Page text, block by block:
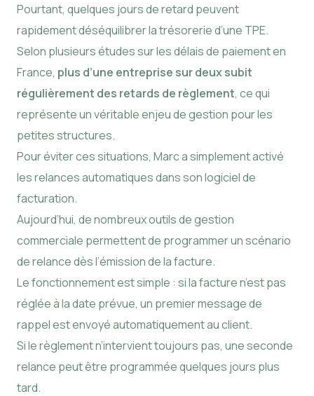
Pourtant, quelques jours de retard peuvent
rapidement déséquilibrer la trésorerie d’une TPE.
Selon plusieurs études sur les délais de paiement en
France, plus d’une entreprise sur deux subit
régulièrement des retards de règlement, ce qui
représente un véritable enjeu de gestion pour les
petites structures.
Pour éviter ces situations, Marc a simplement activé
les relances automatiques dans son logiciel de
facturation.
Aujourd’hui, de nombreux outils de gestion
commerciale permettent de programmer un scénario
de relance dès l’émission de la facture.
Le fonctionnement est simple : si la facture n’est pas
réglée à la date prévue, un premier message de
rappel est envoyé automatiquement au client.
Si le règlement n’intervient toujours pas, une seconde
relance peut être programmée quelques jours plus
tard.